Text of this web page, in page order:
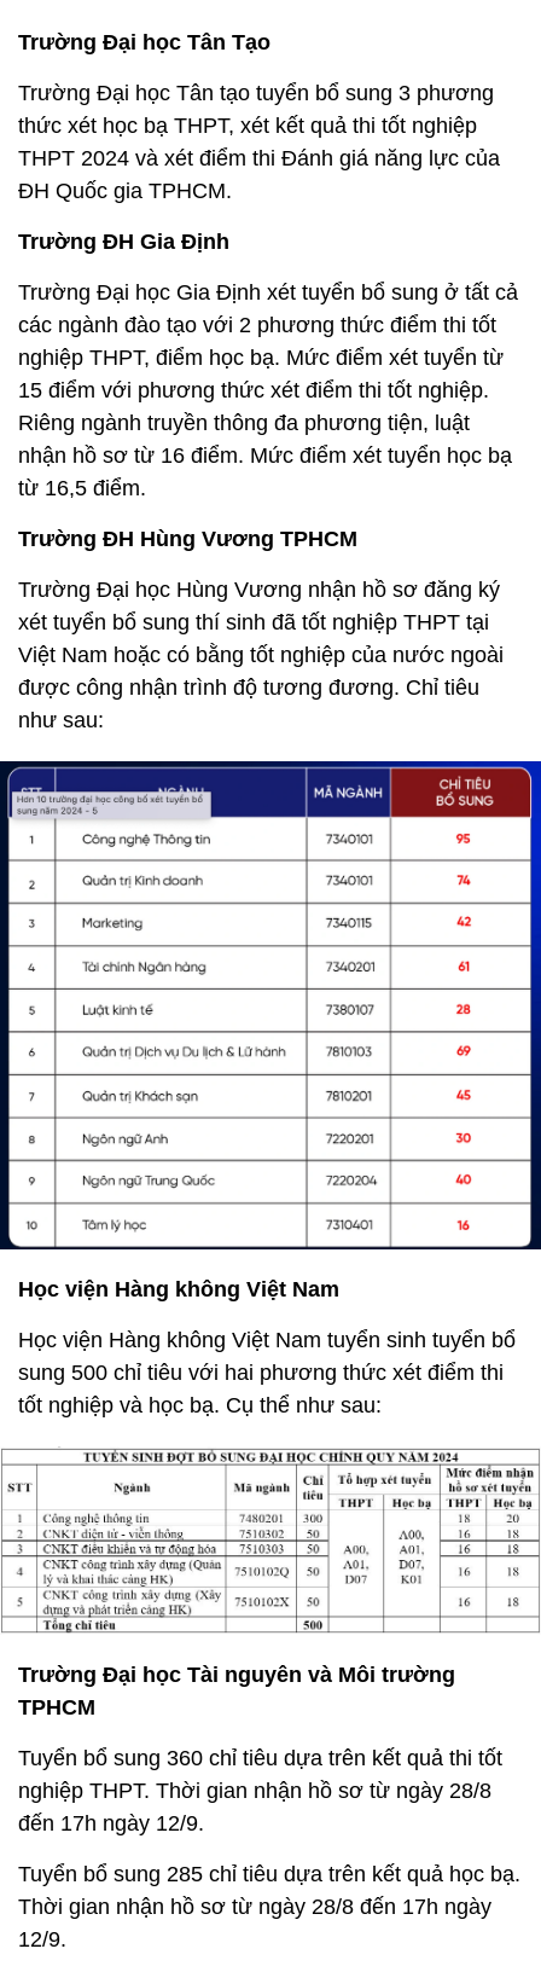
Trường Đại học Tân Tạo
Trường Đại học Tân tạo tuyển bổ sung 3 phương
thức xét học bạ THPT, xét kết quả thi tốt nghiệp
THPT 2024 và xét điểm thi Đánh giá năng lực của
ĐH Quốc gia TPHCM.
Trường ĐH Gia Định
Trường Đại học Gia Định xét tuyển bổ sung ở tất cả
các ngành đào tạo với 2 phương thức điểm thi tốt
nghiệp THPT, điểm học bạ. Mức điểm xét tuyển từ
15 điểm với phương thức xét điểm thi tốt nghiệp.
Riêng ngành truyền thông đa phương tiện, luật
nhận hồ sơ từ 16 điểm. Mức điểm xét tuyển học bạ
từ 16,5 điểm.
Trường ĐH Hùng Vương TPHCM
Trường Đại học Hùng Vương nhận hồ sơ đăng ký
xét tuyển bổ sung thí sinh đã tốt nghiệp THPT tại
Việt Nam hoặc có bằng tốt nghiệp của nước ngoài
được công nhận trình độ tương đương. Chỉ tiêu
như sau:
Học viện Hàng không Việt Nam
Học viện Hàng không Việt Nam tuyển sinh tuyển bổ
sung 500 chỉ tiêu với hai phương thức xét điểm thi
tốt nghiệp và học bạ. Cụ thể như sau:
Trường Đại học Tài nguyên và Môi trường
TPHCM
Tuyển bổ sung 360 chỉ tiêu dựa trên kết quả thi tốt
nghiệp THPT. Thời gian nhận hồ sơ từ ngày 28/8
đến 17h ngày 12/9.
Tuyển bổ sung 285 chỉ tiêu dựa trên kết quả học bạ.
Thời gian nhận hồ sơ từ ngày 28/8 đến 17h ngày
12/9.